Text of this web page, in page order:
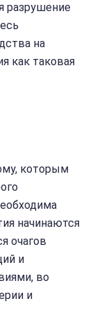
разрушение
на
как таковая
которым
начинаются
очагов
и
во
и